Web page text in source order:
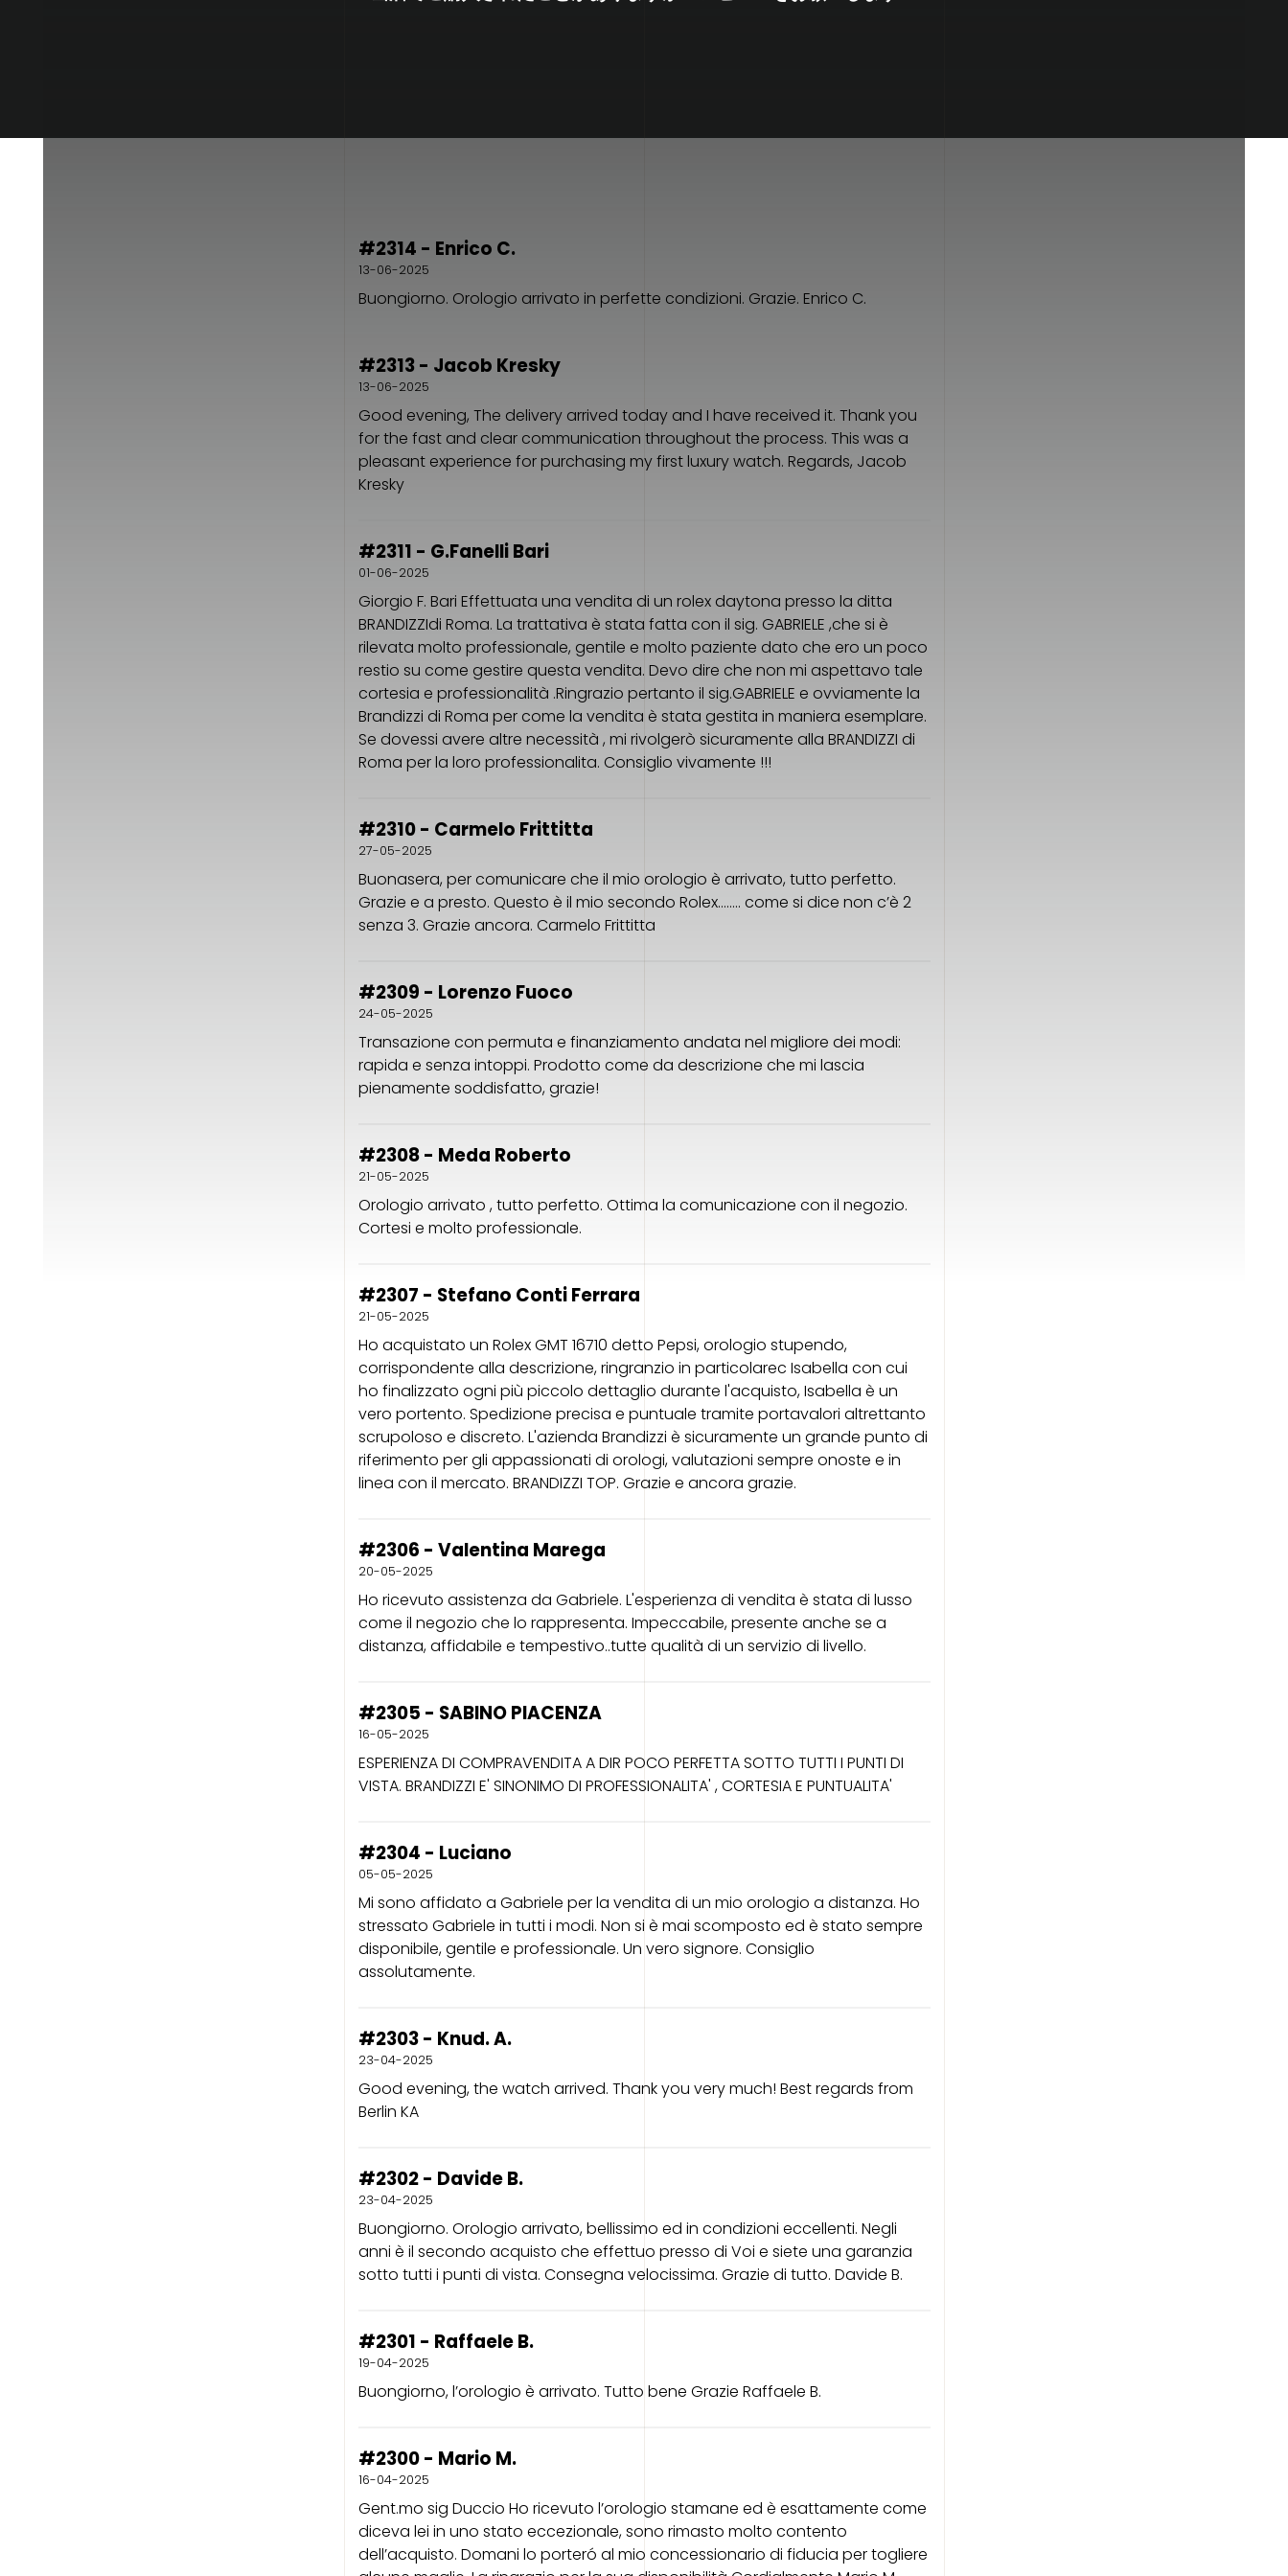
#2314 - Enrico C.
13-06-2025
Buongiorno. Orologio arrivato in perfette condizioni. Grazie. Enrico C.
#2313 - Jacob Kresky
13-06-2025
Good evening, The delivery arrived today and I have received it. Thank you
for the fast and clear communication throughout the process. This was a
pleasant experience for purchasing my first luxury watch. Regards, Jacob
Kresky
#2311 - G.Fanelli Bari
01-06-2025
Giorgio F. Bari Effettuata una vendita di un rolex daytona presso la ditta
BRANDIZZIdi Roma. La trattativa è stata fatta con il sig. GABRIELE ,che si è
rilevata molto professionale, gentile e molto paziente dato che ero un poco
restio su come gestire questa vendita. Devo dire che non mi aspettavo tale
cortesia e professionalità .Ringrazio pertanto il sig.GABRIELE e ovviamente la
Brandizzi di Roma per come la vendita è stata gestita in maniera esemplare.
Se dovessi avere altre necessità , mi rivolgerò sicuramente alla BRANDIZZI di
Roma per la loro professionalita. Consiglio vivamente !!!
#2310 - Carmelo Frittitta
27-05-2025
Buonasera, per comunicare che il mio orologio è arrivato, tutto perfetto.
Grazie e a presto. Questo è il mio secondo Rolex…….. come si dice non c’è 2
senza 3. Grazie ancora. Carmelo Frittitta
#2309 - Lorenzo Fuoco
24-05-2025
Transazione con permuta e finanziamento andata nel migliore dei modi:
rapida e senza intoppi. Prodotto come da descrizione che mi lascia
pienamente soddisfatto, grazie!
#2308 - Meda Roberto
21-05-2025
Orologio arrivato , tutto perfetto. Ottima la comunicazione con il negozio.
Cortesi e molto professionale.
#2307 - Stefano Conti Ferrara
21-05-2025
Ho acquistato un Rolex GMT 16710 detto Pepsi, orologio stupendo,
corrispondente alla descrizione, ringranzio in particolarec Isabella con cui
ho finalizzato ogni più piccolo dettaglio durante l'acquisto, Isabella è un
vero portento. Spedizione precisa e puntuale tramite portavalori altrettanto
scrupoloso e discreto. L'azienda Brandizzi è sicuramente un grande punto di
riferimento per gli appassionati di orologi, valutazioni sempre onoste e in
linea con il mercato. BRANDIZZI TOP. Grazie e ancora grazie.
#2306 - Valentina Marega
20-05-2025
Ho ricevuto assistenza da Gabriele. L'esperienza di vendita è stata di lusso
come il negozio che lo rappresenta. Impeccabile, presente anche se a
distanza, affidabile e tempestivo..tutte qualità di un servizio di livello.
#2305 - SABINO PIACENZA
16-05-2025
ESPERIENZA DI COMPRAVENDITA A DIR POCO PERFETTA SOTTO TUTTI I PUNTI DI
VISTA. BRANDIZZI E' SINONIMO DI PROFESSIONALITA' , CORTESIA E PUNTUALITA'
#2304 - Luciano
05-05-2025
Mi sono affidato a Gabriele per la vendita di un mio orologio a distanza. Ho
stressato Gabriele in tutti i modi. Non si è mai scomposto ed è stato sempre
disponibile, gentile e professionale. Un vero signore. Consiglio
assolutamente.
#2303 - Knud. A.
23-04-2025
Good evening, the watch arrived. Thank you very much! Best regards from
Berlin KA
#2302 - Davide B.
23-04-2025
Buongiorno. Orologio arrivato, bellissimo ed in condizioni eccellenti. Negli
anni è il secondo acquisto che effettuo presso di Voi e siete una garanzia
sotto tutti i punti di vista. Consegna velocissima. Grazie di tutto. Davide B.
#2301 - Raffaele B.
19-04-2025
Buongiorno, l’orologio è arrivato. Tutto bene Grazie Raffaele B.
#2300 - Mario M.
16-04-2025
Gent.mo sig Duccio Ho ricevuto l’orologio stamane ed è esattamente come
diceva lei in uno stato eccezionale, sono rimasto molto contento
dell’acquisto. Domani lo porteró al mio concessionario di fiducia per togliere